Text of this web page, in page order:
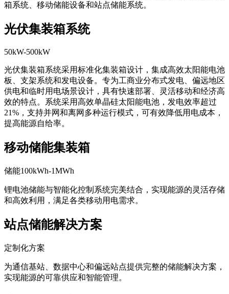
箱系统、移动储能设备和站点储能系统。
光伏集装箱系统
50kW-500kW
光伏集装箱系统采用标准化集装箱设计，集成高效太阳能电池
板、支架系统和发电设备。专为工商业分布式发电、偏远地区
供电和临时用电场景设计，具有快速部署、灵活移动和经济高
效的特点。系统采用高效单晶硅太阳能电池，发电效率超过
21%，支持并网和离网多种运行模式，可有效降低用电成本，
提高能源自给率。
移动储能集装箱
储能100kWh-1MWh
锂电池储能与智能化控制系统完美结合，实现能源的灵活存储
和高效利用，满足各类移动用电需求。
站点储能解决方案
定制化方案
为通信基站、数据中心和偏远站点提供完整的储能解决方案，
实现能源的可靠供应和智能管理。